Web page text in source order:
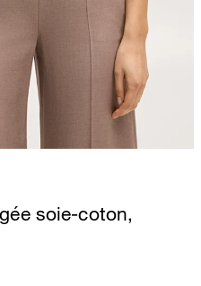
soie-coton,